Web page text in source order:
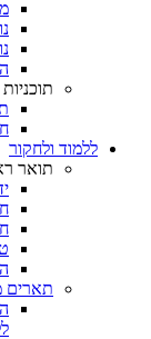
ללמוד ולחקור
תואר
תארים